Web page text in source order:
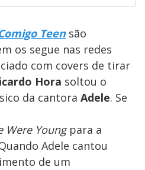
Teensão
os segue nas redes
com covers de tirar
Hora soltou o
da cantora Adele. Se
Were Young para a
Adele cantou
de um